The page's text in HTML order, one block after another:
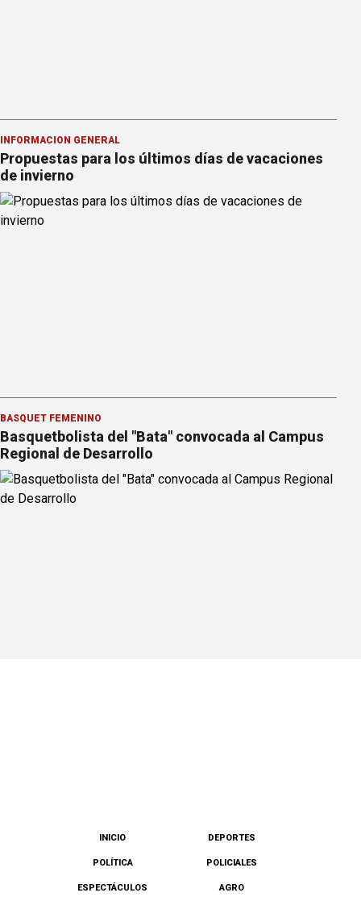
INFORMACION GENERAL
Propuestas para los últimos días de vacaciones
de invierno
BÁSQUET FEMENINO
Basquetbolista del "Bata" convocada al Campus
Regional de Desarrollo
INICIO DEPORTES
POLÍTICA POLICIALES
ESPECTÁCULOS AGRO